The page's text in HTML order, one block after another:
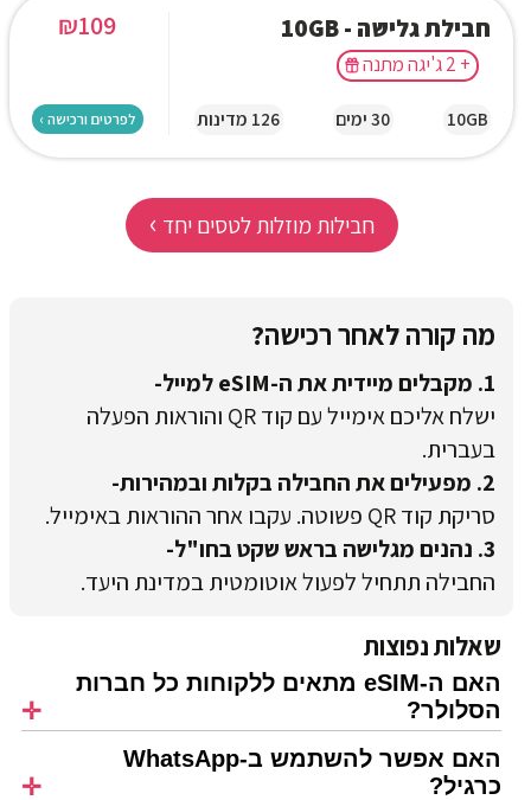
חבילת גלישה - 10GB
+ 2 ג'יגה מתנה
10GB 30 ימים 126 מדינות
₪109
לפרטים ורכישה ›
חבילות מוזלות לטסים יחד ›
מה קורה לאחר רכישה?
1. מקבלים מיידית את ה-eSIM למייל-
ישלח אליכם אימייל עם קוד QR והוראות הפעלה
בעברית.
2. מפעילים את החבילה בקלות ובמהירות-
סריקת קוד QR פשוטה. עקבו אחר ההוראות באימייל.
3. נהנים מגלישה בראש שקט בחו"ל-
החבילה תתחיל לפעול אוטומטית במדינת היעד.
שאלות נפוצות
האם ה-eSIM מתאים ללקוחות כל חברות
הסלולר?
האם אפשר להשתמש ב-WhatsApp
כרגיל?